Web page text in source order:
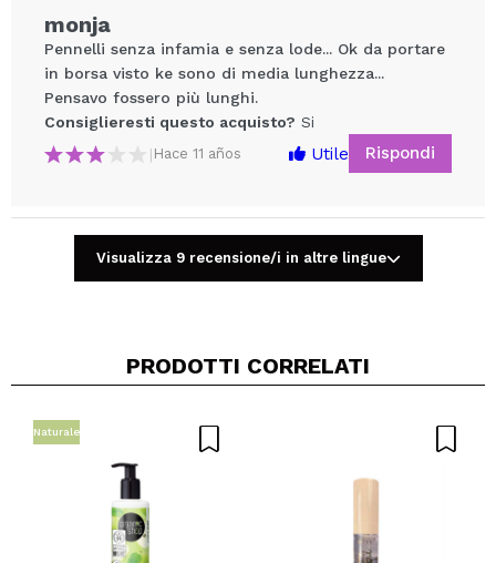
Il tuo video potrebbe essere il primo. Immaginalo...
5/5
monja
Pennelli senza infamia e senza lode... Ok da portare
in borsa visto ke sono di media lunghezza...
Pensavo fossero più lunghi.
Consiglieresti questo acquisto? Si
| Hace 11 años Utile Rispondi
Visualizza 9 recensione/i in altre lingue
PRODOTTI CORRELATI
Naturale